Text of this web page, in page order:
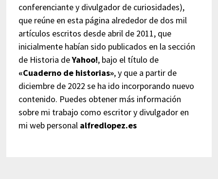
conferenciante y divulgador de curiosidades),
que reúne en esta página alrededor de dos mil
artículos escritos desde abril de 2011, que
inicialmente habían sido publicados en la sección
de Historia deYahoo!, bajo el título de
«Cuaderno de historias», y que a partir de
diciembre de 2022 se ha ido incorporando nuevo
contenido. Puedes obtener más información
sobre mi trabajo como escritor y divulgador en
mi web personal alfredlopez.es